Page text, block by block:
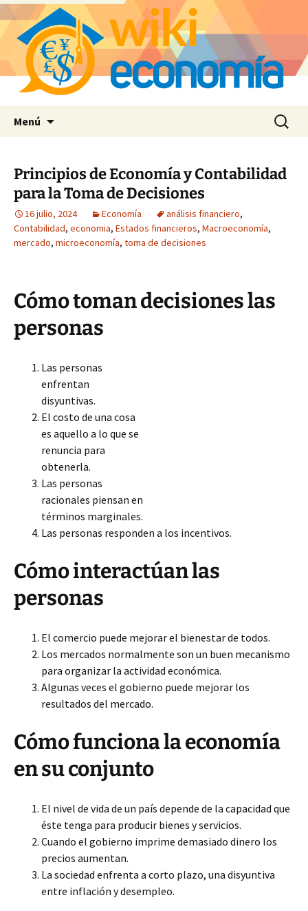
Menú Buscar:
Principios de Economía y Contabilidad
para la Toma de Decisiones
16 julio, 2024 Economía análisis financiero,
Contabilidad, economia, Estados financieros, Macroeconomía,
mercado, microeconomía, toma de decisiones
Cómo toman decisiones las
personas
Las personas
enfrentan
disyuntivas.
El costo de una cosa
es aquello a lo que se
renuncia para
obtenerla.
Las personas
racionales piensan en
términos marginales.
Las personas responden a los incentivos.
Cómo interactúan las
personas
El comercio puede mejorar el bienestar de todos.
Los mercados normalmente son un buen mecanismo
para organizar la actividad económica.
Algunas veces el gobierno puede mejorar los
resultados del mercado.
Cómo funciona la economía
en suconjunto
El nivel de vida de un país depende de la capacidad que
éste tenga para producir bienes y servicios.
Cuando el gobierno imprime demasiado dinero los
precios aumentan.
La sociedad enfrenta a corto plazo, una disyuntiva
entre inflación y desempleo.